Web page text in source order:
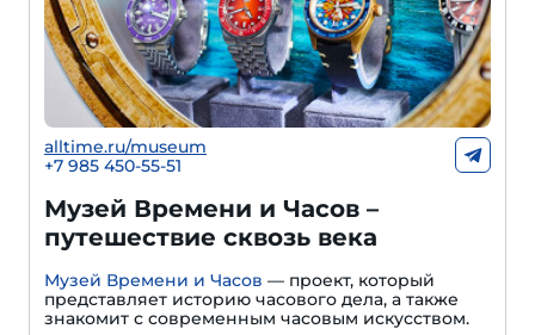
alltime.ru/museum
+7 985 450-55-51
Музей Времени и Часов –
путешествие сквозь века
Музей Времени и Часов — проект, который
представляет историю часового дела, а также
знакомит с современным часовым искусством.